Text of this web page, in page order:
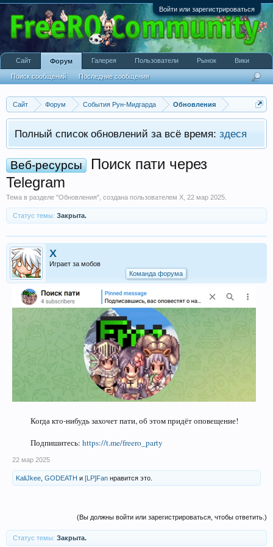
Войти или зарегистрироваться
Сайт Форум События Рун-Мидгарда Обновления
Полный список обновлений за всё время: здеся
Веб-ресурсы
Поиск пати через
Telegram
Тема в разделе "Обновления", создана пользователем X 22 мар 2025
Статус темы: Закрыта.
X
Играет за мобов
Команда форума
Когда кто-нибудь захочет пати, об этом придёт оповещение!
Подпишитесь: https://t.me/freero_party
22 мар 2025
KaliJkee GODEATH и [LP]Fan нравится это.
(Вы должны войти или зарегистрироваться, чтобы ответить.)
Статус темы: Закрыта.
Сайт Форум
Поиск сообщений Последние сообщения
Галерея Пользователи Рынок Вики